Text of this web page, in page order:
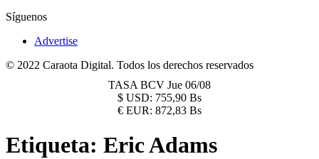
Síguenos
Advertise
© 2022 Caraota Digital. Todos los derechos reservados
TASA BCV Jue 06/08
$ USD: 755,90 Bs
€ EUR: 872,83 Bs
Etiqueta: Eric Adams